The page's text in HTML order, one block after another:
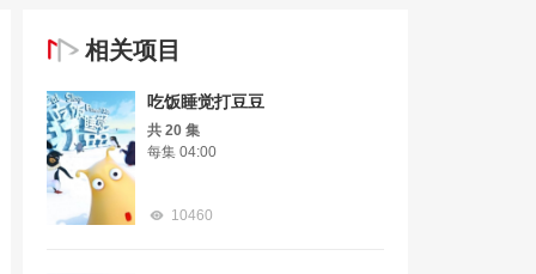
相关项目
吃饭睡觉打豆豆
共 20 集
每集 04:00
10460